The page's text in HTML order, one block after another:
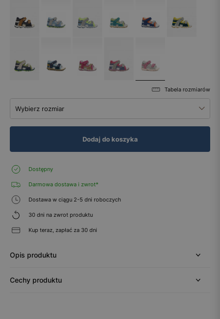
Tabela rozmiarów
Wybierz rozmiar
Dodaj do koszyka
Dostępny
Darmowa dostawa i zwrot*
Dostawa w ciągu 2-5 dni roboczych
30 dni na zwrot produktu
Kup teraz, zapłać za 30 dni
Opis produktu
Cechy produktu